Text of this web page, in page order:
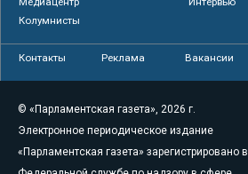
Колумнисты
Контакты Реклама Вакансии
© «Парламентская газета», 2026 г.
Электронное периодическое издание
«Парламентская газета» зарегистрировано в